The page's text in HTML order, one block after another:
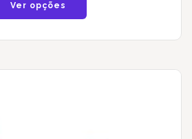
Ver opções